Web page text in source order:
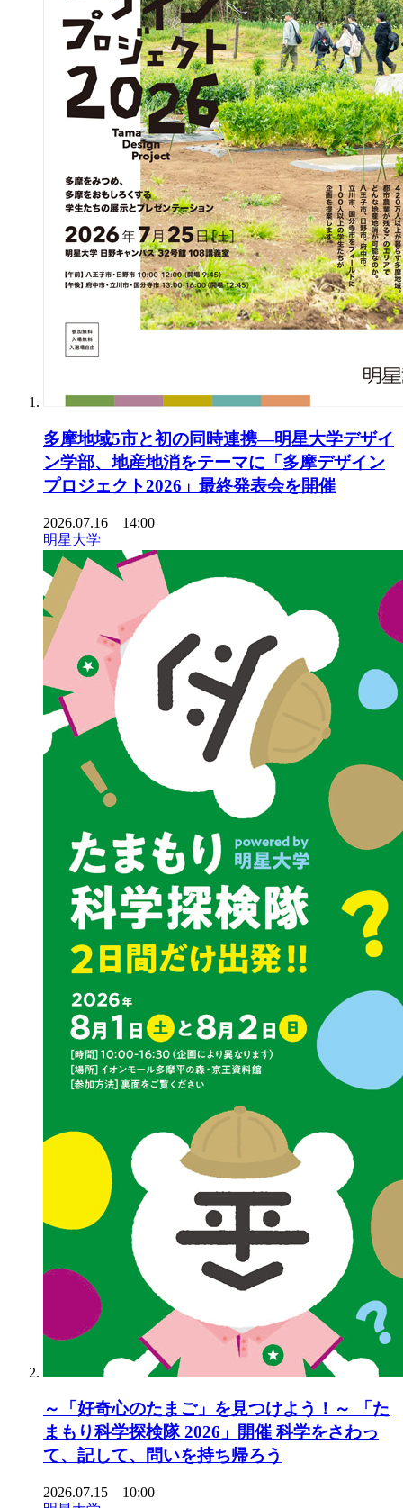
多摩地域5市と初の同時連携―明星大学デザイ
ン学部、地産地消をテーマに「多摩デザイン
プロジェクト2026」最終発表会を開催
2026.07.16 14:00
明星大学
～「好奇心のたまご」を見つけよう！～ 「た
まもり科学探検隊 2026」開催 科学をさわっ
て、記して、問いを持ち帰ろう
2026.07.15 10:00